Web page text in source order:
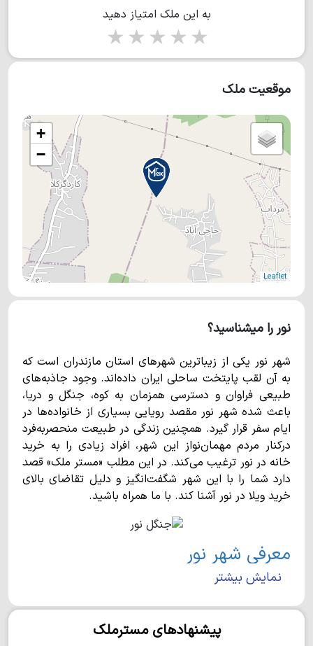
به این ملک امتیاز دهید
5 stars
4 stars
3 stars
2 stars
موقعیت ملک
+
−
Leaflet
نور را میشناسید؟
شهر نور یکی از زیباترین شهرهای استان مازندران است که
به آن لقب پایتخت ساحلی ایران داده‌اند. وجود جاذبه‌های
طبیعی فراوان و دسترسی همزمان به کوه، جنگل و دریا،
باعث شده شهر نور مقصد رویایی بسیاری از خانواده‌ها در
ایام سفر قرار گیرد. همچنین زندگی در طبیعت منحصربه‌فرد
درکنار مردم مهمان‌نواز این شهر، افراد زیادی را به خرید
خانه در نور ترغیب می‌کند. در این مطلب «مستر ملک» قصد
دارد شما را با این شهر شگفت‌انگیز و دلیل تقاضای بالای
خرید ویلا در نور آشنا کند. با ما همراه باشید.
معرفی شهر نور
شهر نور در بخش مرکزی شهرستانی به همین نام واقع شده
جمعیت دارد. این شهر به صورت خطی در جنوب دریای خزر
کشیده شده است و از شرق به ایزدشهر و از غرب به شهر
نمایش بیشتر
پیشنهادهای مسترملک